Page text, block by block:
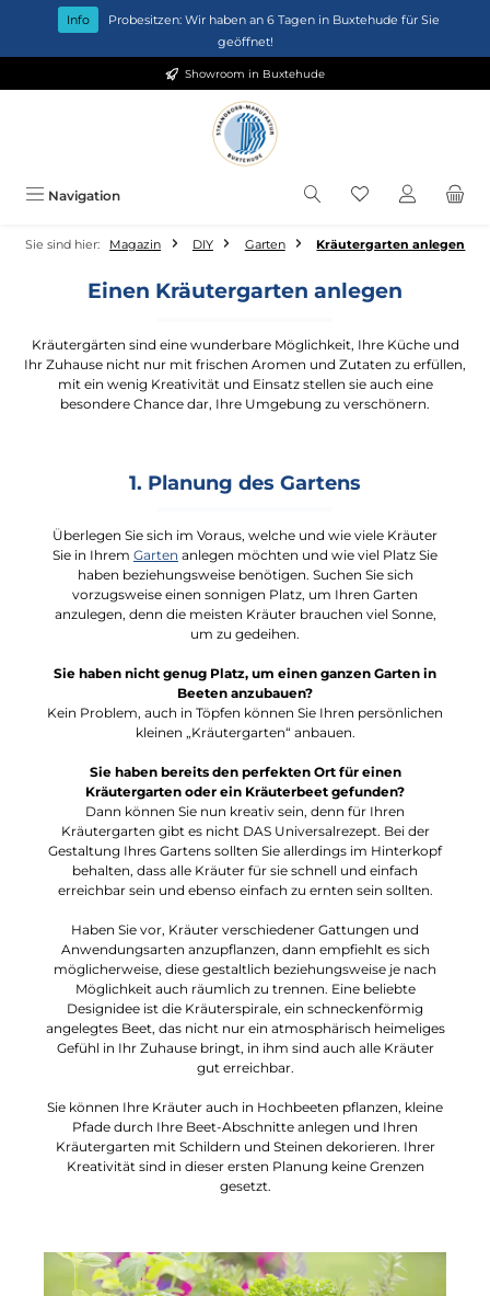
Zum Hauptinhalt springen
Info
Probesitzen: Wir haben an 6 Tagen in Buxtehude für Sie
geöffnet!
Showroom in Buxtehude
Navigation Du hast 0
Sie sind hier: Magazin DIY Garten Kräutergarten anlegen
Einen Kräutergarten anlegen
Kräutergärten sind eine wunderbare Möglichkeit, Ihre Küche und
Ihr Zuhause nicht nur mit frischen Aromen und Zutaten zu erfüllen,
mit ein wenig Kreativität und Einsatz stellen sie auch eine
besondere Chance dar, Ihre Umgebung zu verschönern.
1. Planung des Gartens
Überlegen Sie sich im Voraus, welche und wie viele Kräuter
Sie in Ihrem Garten anlegen möchten und wie viel Platz Sie
haben beziehungsweise benötigen. Suchen Sie sich
vorzugsweise einen sonnigen Platz, um Ihren Garten
anzulegen, denn die meisten Kräuter brauchen viel Sonne,
um zu gedeihen.
Sie haben nicht genug Platz, um einen ganzen Garten in
Beeten anzubauen?
Kein Problem, auch in Töpfen können Sie Ihren persönlichen
kleinen „Kräutergarten“ anbauen.
Sie haben bereits den perfekten Ort für einen
Kräutergarten oder ein Kräuterbeet gefunden?
Dann können Sie nun kreativ sein, denn für Ihren
Kräutergarten gibt es nicht DAS Universalrezept. Bei der
Gestaltung Ihres Gartens sollten Sie allerdings im Hinterkopf
behalten, dass alle Kräuter für sie schnell und einfach
erreichbar sein und ebenso einfach zu ernten sein sollten.
Haben Sie vor, Kräuter verschiedener Gattungen und
Anwendungsarten anzupflanzen, dann empfiehlt es sich
möglicherweise, diese gestaltlich beziehungsweise je nach
Möglichkeit auch räumlich zu trennen. Eine beliebte
Designidee ist die Kräuterspirale, ein schneckenförmig
angelegtes Beet, das nicht nur ein atmosphärisch heimeliges
Gefühl in Ihr Zuhause bringt, in ihm sind auch alle Kräuter
gut erreichbar.
Sie können Ihre Kräuter auch in Hochbeeten pflanzen, kleine
Pfade durch Ihre Beet-Abschnitte anlegen und Ihren
Kräutergarten mit Schildern und Steinen dekorieren. Ihrer
Kreativität sind in dieser ersten Planung keine Grenzen
gesetzt.